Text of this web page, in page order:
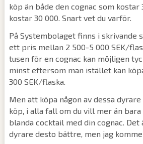
köp än både den cognac som kostar
kostar 30 000. Snart vet du varför.
På Systembolaget finns i skrivande
ett pris mellan 2 500-5 000 SEK/
tusen för en cognac kan möjligen
minst eftersom man istället kan
300 SEK/flaska.
Men att köpa någon av dessa
köp, i alla fall om du vill mer än
blanda cocktail med din cognac. Det
dyrare desto bättre, men jag